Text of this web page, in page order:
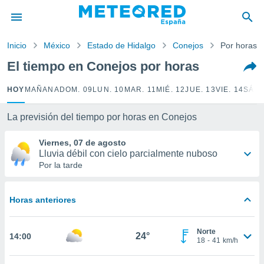
por
para
que se
calidad.
a este
y
digital
permite
Inicio México Estado de Hidalgo Conejos Por horas
El tiempo en Conejos por horas
HOY MAÑANA DOM. 09 LUN. 10 MAR. 11 MIÉ. 12JUE. 13VIE. 14
La previsión del tiempo por horas en Conejos
Viernes, 07 de agosto
Lluvia débil con cielo parcialmente nuboso
Por la tarde
Horas anteriores
14:00 24°
Norte
18 - 41 km/h